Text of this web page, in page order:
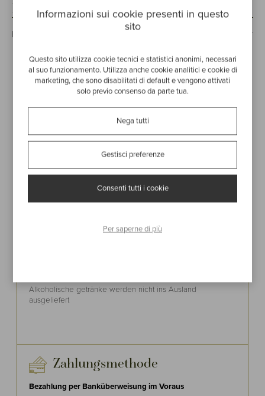
Bewertungen
Bisher hat noch niemand eine Bewertung geschrieben. Sei der
Bewertung hinzufügen
Lieferungskosten
Alkoholische getränke werden nicht ins Ausland
ausgeliefert
Zahlungsmethode
Bezahlung per Banküberweisung im Voraus
Informazioni sui cookie presenti in questo
sito
Questo sito utilizza cookie tecnici e statistici anonimi, necessari
al suo funzionamento. Utilizza anche cookie analitici e cookie di
marketing, che sono disabilitati di default e vengono attivati
solo previo consenso da parte tua.
Nega tutti
Gestisci preferenze
Consenti tutti i cookie
Per saperne di più